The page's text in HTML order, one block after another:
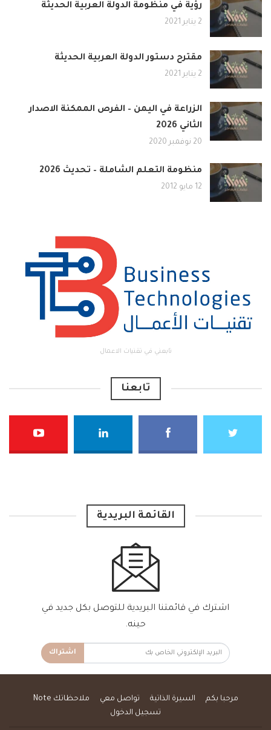
رؤية في منظومة الدولة العربية الحديثة
2 يناير 2021
مقترح دستور الدولة العربية الحديثة
2 يناير 2021
الزراعة في اليمن – الفرص الممكنة الاصدار
الثاني 2026
20 نوفمبر 2020
منظومة التعلم الشاملة – تحديث 2026
12 مايو 2012
تابعني في تقنيات الاعمال
تابعنا
القائمة البريدية
اشترك في قائمتنا البريدية للتوصل بكل جديد في
حينه.
اشتراك
مرحبا بكم السيرة الذاتية تواصل معي
ملاحظاتك Note
تسجيل الدخول